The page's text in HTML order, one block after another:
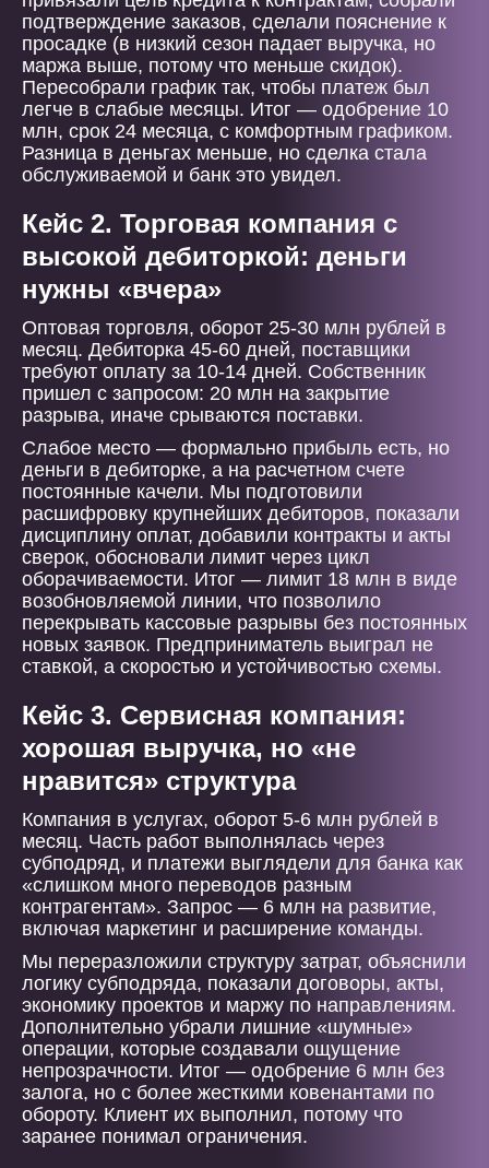
подтверждение заказов, сделали пояснение к
просадке (в низкий сезон падает выручка, но
маржа выше, потому что меньше скидок).
Пересобрали график так, чтобы платеж был
легче в слабые месяцы. Итог — одобрение 10
млн, срок 24 месяца, с комфортным графиком.
Разница в деньгах меньше, но сделка стала
обслуживаемой и банк это увидел.
Кейс 2. Торговая компания с
высокой дебиторкой: деньги
нужны «вчера»
Оптовая торговля, оборот 25-30 млн рублей в
месяц. Дебиторка 45-60 дней, поставщики
требуют оплату за 10-14 дней. Собственник
пришел с запросом: 20 млн на закрытие
разрыва, иначе срываются поставки.
Слабое место — формально прибыль есть, но
деньги в дебиторке, а на расчетном счете
постоянные качели. Мы подготовили
расшифровку крупнейших дебиторов, показали
дисциплину оплат, добавили контракты и акты
сверок, обосновали лимит через цикл
оборачиваемости. Итог — лимит 18 млн в виде
возобновляемой линии, что позволило
перекрывать кассовые разрывы без постоянных
новых заявок. Предприниматель выиграл не
ставкой, а скоростью и устойчивостью схемы.
Кейс 3. Сервисная компания:
хорошая выручка, но «не
нравится» структура
Компания в услугах, оборот 5-6 млн рублей в
месяц. Часть работ выполнялась через
субподряд, и платежи выглядели для банка как
«слишком много переводов разным
контрагентам». Запрос — 6 млн на развитие,
включая маркетинг и расширение команды.
Мы переразложили структуру затрат, объяснили
логику субподряда, показали договоры, акты,
экономику проектов и маржу по направлениям.
Дополнительно убрали лишние «шумные»
операции, которые создавали ощущение
непрозрачности. Итог — одобрение 6 млн без
залога, но с более жесткими ковенантами по
обороту. Клиент их выполнил, потому что
заранее понимал ограничения.